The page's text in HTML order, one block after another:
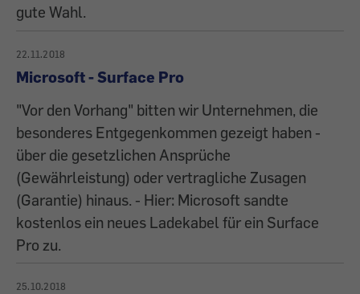
gute Wahl.
22.11.2018
Microsoft - Surface Pro
"Vor den Vorhang" bitten wir Unternehmen, die
besonderes Entgegenkommen gezeigt haben -
über die gesetzlichen Ansprüche
(Gewährleistung) oder vertragliche Zusagen
(Garantie) hinaus. - Hier: Microsoft sandte
kostenlos ein neues Ladekabel für ein Surface
Pro zu.
25.10.2018